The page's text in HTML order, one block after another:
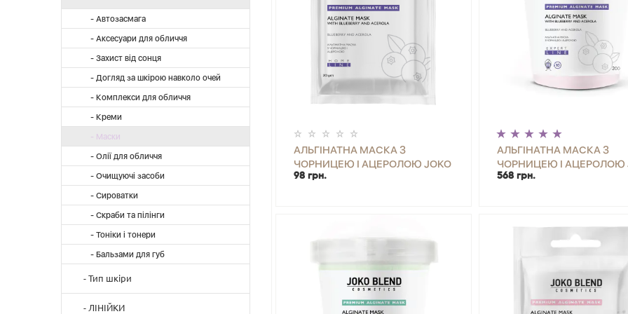
- Автозасмага
- Аксесуари для обличчя
- Захист від сонця
- Догляд за шкірою навколо очей
- Комплекси для обличчя
- Креми
- Маски
- Олії для обличчя
- Очищуючі засоби
- Сироватки
- Скраби та пілінги
- Тоніки і тонери
- Бальзами для губ
- Тип шкіри
- Вікова
- ЛІНІЙКИ
АЛЬГІНАТНА МАСКА З
ЧОРНИЦЕЮ І АЦЕРОЛОЮ JOKO
BLEND 20 Г
98 грн.
-
АЛЬГІНАТНА МАСКА З
ЧОРНИЦЕЮ І АЦЕРОЛОЮ
BLEND 200 Г
568 грн.
-